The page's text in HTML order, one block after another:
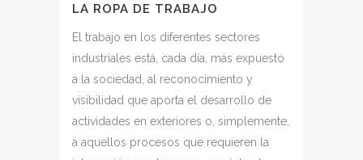
LA ROPA DE TRABAJO
El trabajo en los diferentes sectores
industriales está, cada día, más expuesto
a la sociedad, al reconocimiento y
visibilidad que aporta el desarrollo de
actividades en exteriores o, simplemente,
a aquellos procesos que requieren la